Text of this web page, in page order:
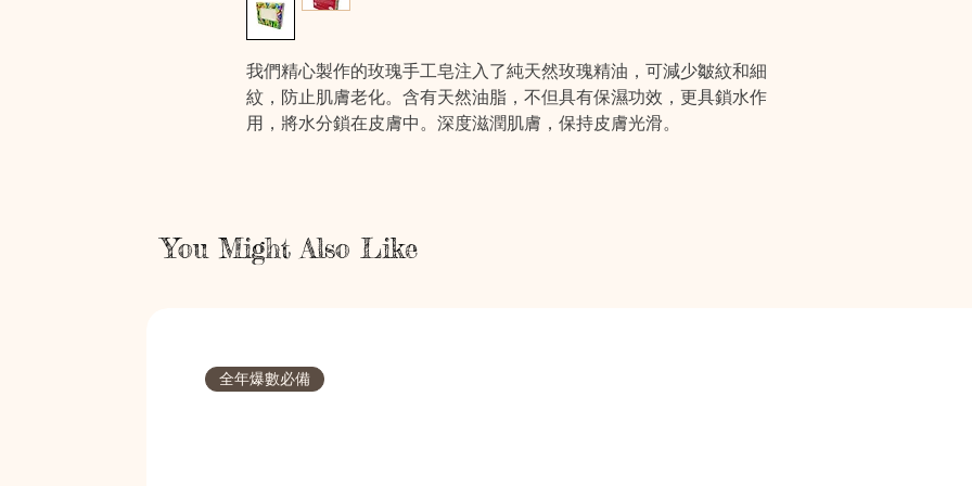
我們精心製作的玫瑰手工皂注入了純天然玫瑰精油，可減少皺紋和細
紋，防止肌膚老化。含有天然油脂，不但具有保濕功效，更具鎖水作
用，將水分鎖在皮膚中。深度滋潤肌膚，保持皮膚光滑。
You Might Also Like
全年爆數必備